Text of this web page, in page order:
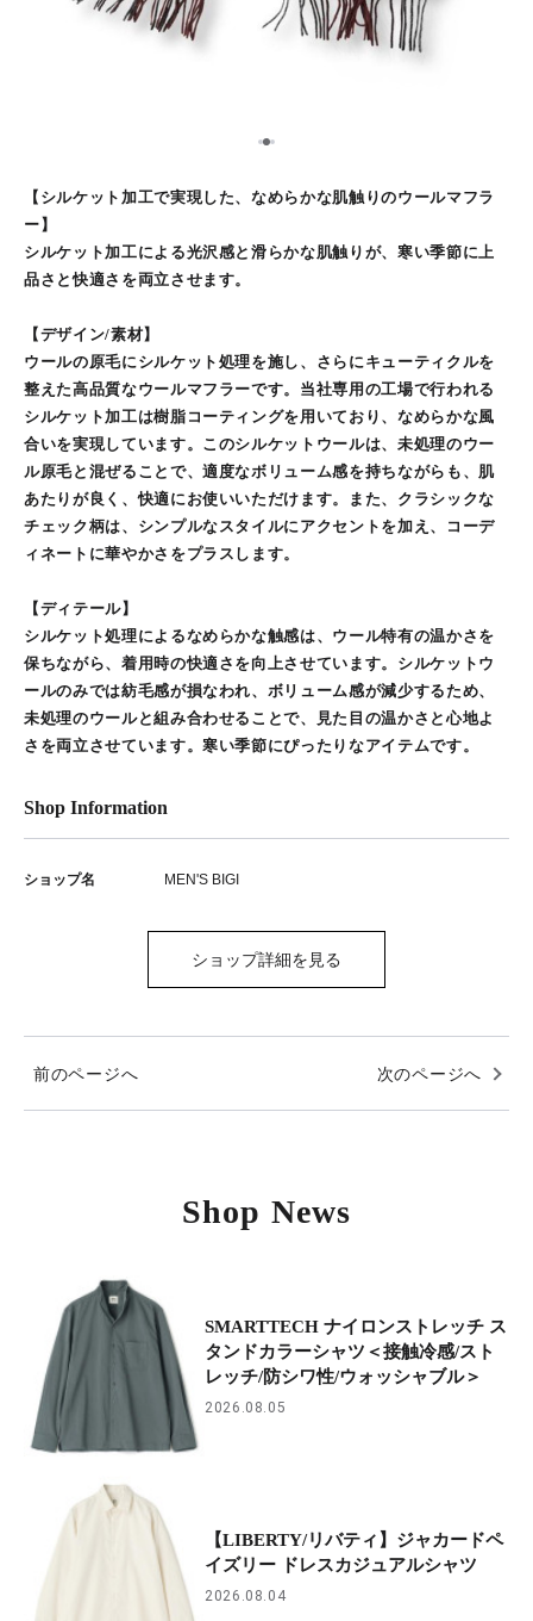
12
【シルケット加工で実現した、なめらかな肌触りのウールマフラ
ー】
シルケット加工による光沢感と滑らかな肌触りが、寒い季節に上
品さと快適さを両立させます。
【デザイン/素材】
ウールの原毛にシルケット処理を施し、さらにキューティクルを
整えた高品質なウールマフラーです。当社専用の工場で行われる
シルケット加工は樹脂コーティングを用いており、なめらかな風
合いを実現しています。このシルケットウールは、未処理のウー
ル原毛と混ぜることで、適度なボリューム感を持ちながらも、肌
あたりが良く、快適にお使いいただけます。また、クラシックな
チェック柄は、シンプルなスタイルにアクセントを加え、コーデ
ィネートに華やかさをプラスします。
【ディテール】
シルケット処理によるなめらかな触感は、ウール特有の温かさを
保ちながら、着用時の快適さを向上させています。シルケットウ
ールのみでは紡毛感が損なわれ、ボリューム感が減少するため、
未処理のウールと組み合わせることで、見た目の温かさと心地よ
さを両立させています。寒い季節にぴったりなアイテムです。
Shop Information
ショップ名 MEN'S BIGI
ショップ詳細を見る
前のページへ 次のページへ
Shop News
SMARTTECH ナイロンストレッチ ス
タンドカラーシャツ＜接触冷感/スト
レッチ/防シワ性/ウォッシャブル＞
2026.08.05
【LIBERTY/リバティ】ジャカードペ
イズリー ドレスカジュアルシャツ
2026.08.04